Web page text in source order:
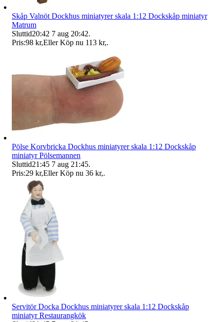
Skåp Valnöt Dockhus miniatyrer skala 1:12 Dockskåp miniatyr
Matrum
Sluttid20:42 7 aug 20:42.
Pris:98 kr,Eller Köp nu 113 kr,.
Pölse Korvbricka Dockhus miniatyrer skala 1:12 Dockskåp
miniatyr Pölsemannen
Sluttid21:45 7 aug 21:45.
Pris:29 kr,Eller Köp nu 36 kr,.
Servitör Docka Dockhus miniatyrer skala 1:12 Dockskåp
miniatyr Restaurangkök